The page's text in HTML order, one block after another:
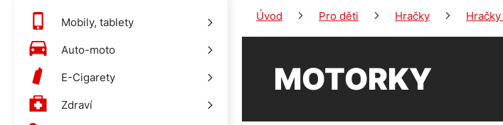
Úvod Pro děti Hračky
MOTORKY
Mobily, tablety
Auto-moto
E-Cigarety
Zdraví